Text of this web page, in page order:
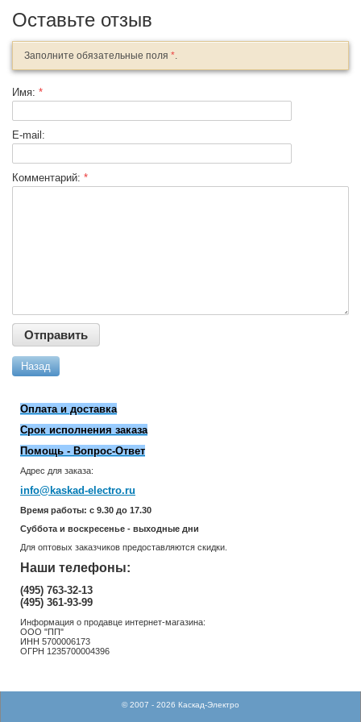
Оплата и доставка
Срок исполнения заказа
Помощь - Вопрос-Ответ
Адрес для заказа:
info@kaskad-electro.ru
Время работы: с 9.30 до 17.30
Суббота и воскресенье - выходные дни
Для оптовых заказчиков предоставляются скидки.
Наши телефоны:
(495) 763-32-13
(495) 361-93-99
Информация о продавце интернет-магазина:
ООО "ПП"
ИНН 5700006173
ОГРН 1235700004396
Оставьте отзыв
Заполните обязательные поля *.
Имя: *
E-mail:
Комментарий: *
Назад
© 2007 - 2026 Каскад-Электро